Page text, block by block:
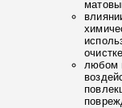
любом